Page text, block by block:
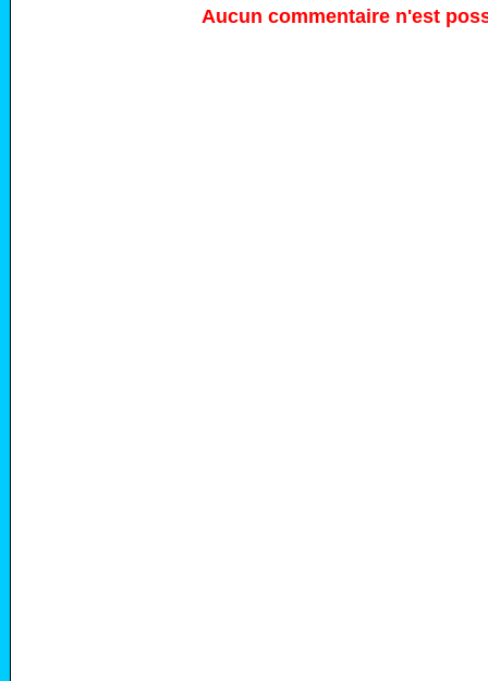
Aucun commentaire n'est